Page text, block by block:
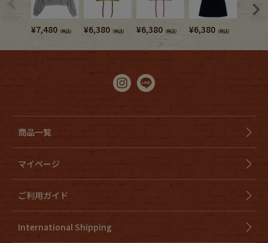
¥7,480 （税込） ¥6,380 （税込） ¥6,380 （税込） ¥6,380 （税込）
商品一覧
マイページ
ご利用ガイド
International Shipping